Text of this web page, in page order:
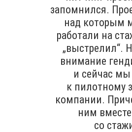
запомнился.
над которым
работали на
„выстрелил“.
внимание
и сейчас
к пилотному
компании.
ним
со